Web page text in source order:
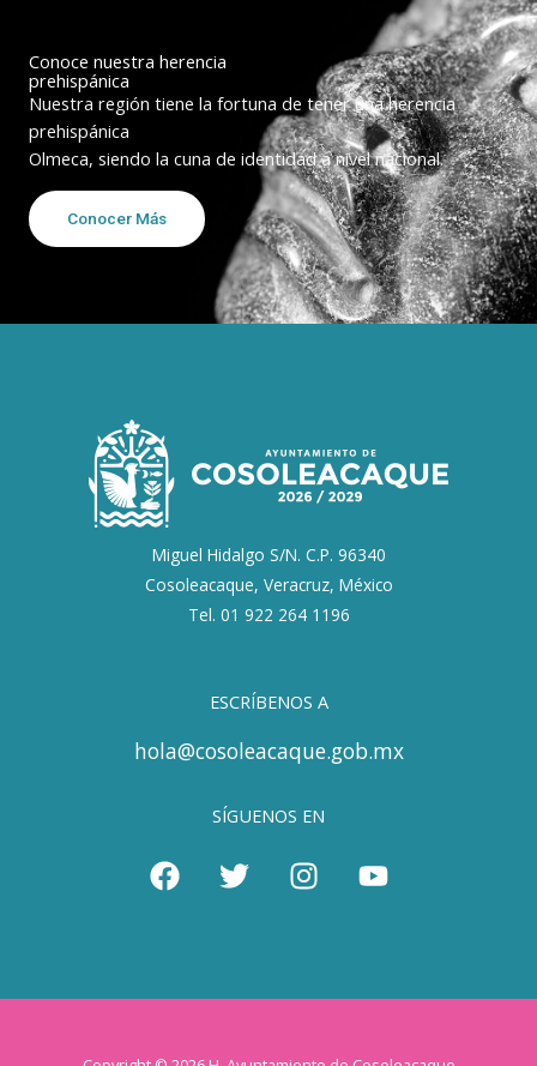
Conoce nuestra herencia
prehispánica
Nuestra región tiene la fortuna de tener una herencia
prehispánica
Olmeca, siendo la cuna de identidad a nivel nacional.
Conocer Más
Miguel Hidalgo S/N. C.P. 96340
Cosoleacaque, Veracruz, México
Tel. 01 922 264 1196
ESCRÍBENOS A
hola@cosoleacaque.gob.mx
SÍGUENOS EN